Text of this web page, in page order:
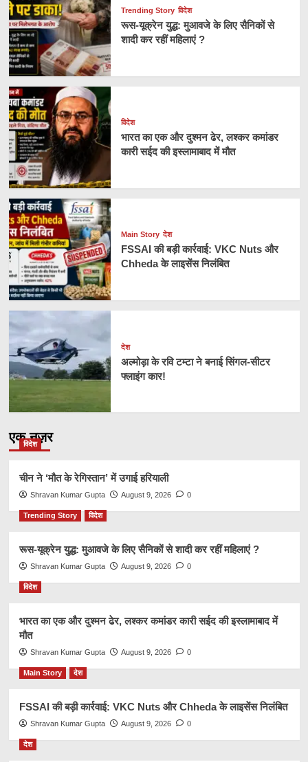
Trending Story विदेश
रूस-यूक्रेन युद्ध: मुआवजे के लिए सैनिकों से
शादी कर रहीं महिलाएं ?
विदेश
भारत का एक और दुश्मन ढेर, लश्कर कमांडर
कारी सईद की इस्लामाबाद में मौत
Main Story देश
FSSAI की बड़ी कार्रवाई: VKC Nuts और
Chheda के लाइसेंस निलंबित
देश
अल्मोड़ा के रवि टम्टा ने बनाई सिंगल-सीटर
फ्लाइंग कार!
एक नज़र
विदेश
चीन ने ‘मौत के रेगिस्तान’ में उगाई हरियाली
Shravan Kumar Gupta August 9, 2026 0
Trending Story विदेश
रूस-यूक्रेन युद्ध: मुआवजे के लिए सैनिकों से शादी कर रहीं महिलाएं ?
Shravan Kumar Gupta August 9, 2026 0
विदेश
भारत का एक और दुश्मन ढेर, लश्कर कमांडर कारी सईद की इस्लामाबाद में
मौत
Shravan Kumar Gupta August 9, 2026 0
Main Story देश
FSSAI की बड़ी कार्रवाई: VKC Nuts और Chheda के लाइसेंस निलंबित
Shravan Kumar Gupta August 9, 2026 0
देश